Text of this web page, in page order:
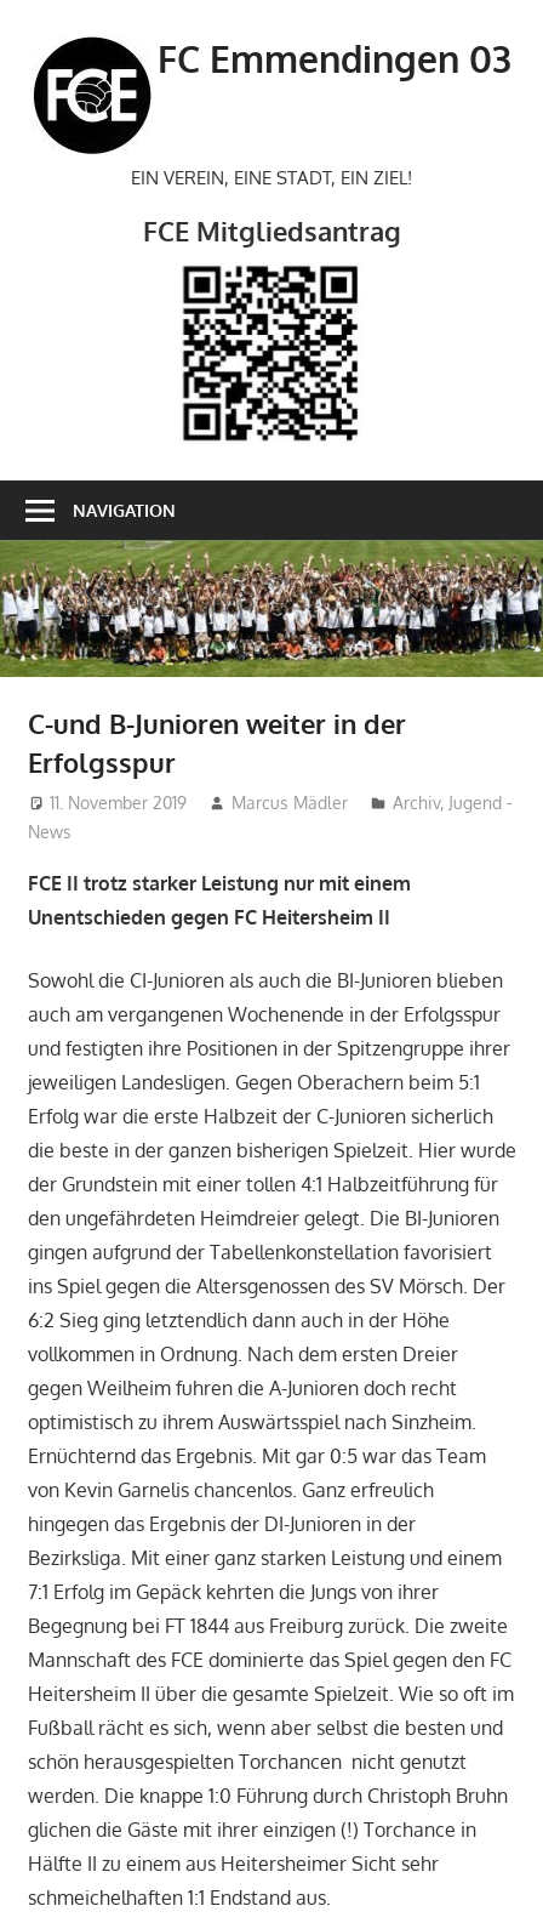
springen
FC Emmendingen 03
EIN VEREIN, EINE STADT, EIN ZIEL!
FCE Mitgliedsantrag
NAVIGATION
C-und B-Junioren weiter in der
Erfolgsspur
11. November 2019 Marcus Mädler Archiv, Jugend -
News
FCE II trotz starker Leistung nur mit einem
Unentschieden gegen FC Heitersheim II
Sowohl die CI-Junioren als auch die BI-Junioren blieben
auch am vergangenen Wochenende in der Erfolgsspur
und festigten ihre Positionen in der Spitzengruppe ihrer
jeweiligen Landesligen. Gegen Oberachern beim 5:1
Erfolg war die erste Halbzeit der C-Junioren sicherlich
die beste in der ganzen bisherigen Spielzeit. Hier wurde
der Grundstein mit einer tollen 4:1 Halbzeitführung für
den ungefährdeten Heimdreier gelegt. Die BI-Junioren
gingen aufgrund der Tabellenkonstellation favorisiert
ins Spiel gegen die Altersgenossen des SV Mörsch. Der
6:2 Sieg ging letztendlich dann auch in der Höhe
vollkommen in Ordnung. Nach dem ersten Dreier
gegen Weilheim fuhren die A-Junioren doch recht
optimistisch zu ihrem Auswärtsspiel nach Sinzheim.
Ernüchternd das Ergebnis. Mit gar 0:5 war das Team
von Kevin Garnelis chancenlos. Ganz erfreulich
hingegen das Ergebnis der DI-Junioren in der
Bezirksliga. Mit einer ganz starken Leistung und einem
7:1 Erfolg im Gepäck kehrten die Jungs von ihrer
Begegnung bei FT 1844 aus Freiburg zurück. Die zweite
Mannschaft des FCE dominierte das Spiel gegen den FC
Heitersheim II über die gesamte Spielzeit. Wie so oft im
Fußball rächt es sich, wenn aber selbst die besten und
schön herausgespielten Torchancen nicht genutzt
werden. Die knappe 1:0 Führung durch Christoph Bruhn
glichen die Gäste mit ihrer einzigen (!) Torchance in
Hälfte II zu einem aus Heitersheimer Sicht sehr
schmeichelhaften 1:1 Endstand aus.